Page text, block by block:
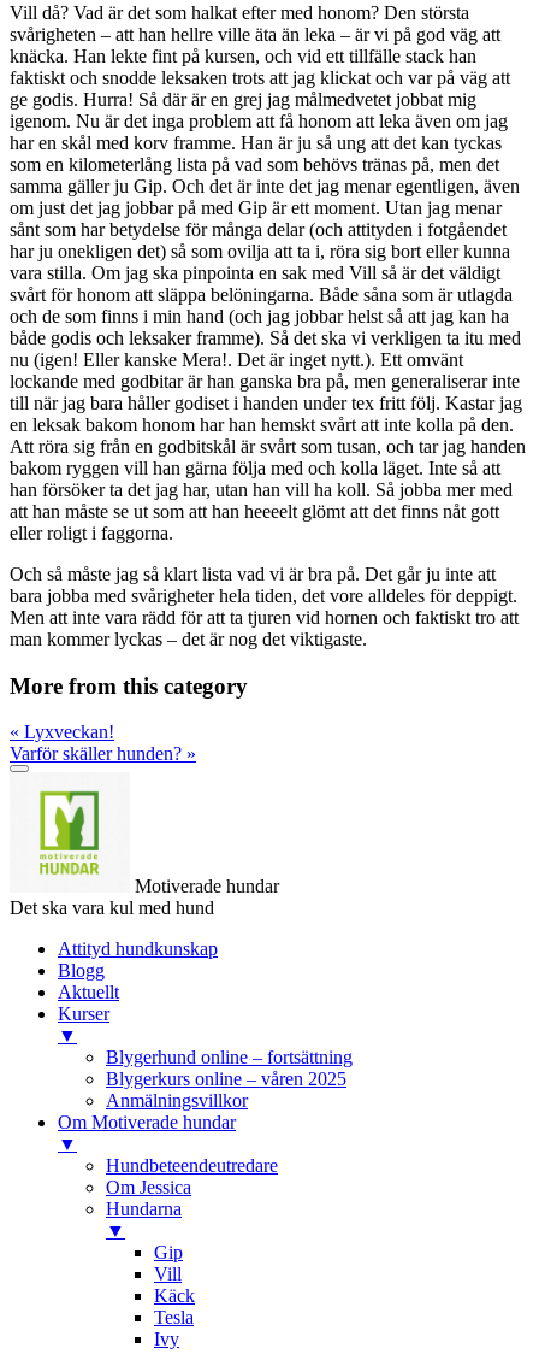
Vill då? Vad är det som halkat efter med honom? Den största
svårigheten – att han hellre ville äta än leka – är vi på god väg att
knäcka. Han lekte fint på kursen, och vid ett tillfälle stack han
faktiskt och snodde leksaken trots att jag klickat och var på väg att
ge godis. Hurra! Så där är en grej jag målmedvetet jobbat mig
igenom. Nu är det inga problem att få honom att leka även om jag
har en skål med korv framme. Han är ju så ung att det kan tyckas
som en kilometerlång lista på vad som behövs tränas på, men det
samma gäller ju Gip. Och det är inte det jag menar egentligen, även
om just det jag jobbar på med Gip är ett moment. Utan jag menar
sånt som har betydelse för många delar (och attityden i fotgåendet
har ju onekligen det) så som ovilja att ta i, röra sig bort eller kunna
vara stilla. Om jag ska pinpointa en sak med Vill så är det väldigt
svårt för honom att släppa belöningarna. Både såna som är utlagda
och de som finns i min hand (och jag jobbar helst så att jag kan ha
både godis och leksaker framme). Så det ska vi verkligen ta itu med
nu (igen! Eller kanske Mera!. Det är inget nytt.). Ett omvänt
lockande med godbitar är han ganska bra på, men generaliserar inte
till när jag bara håller godiset i handen under tex fritt följ. Kastar jag
en leksak bakom honom har han hemskt svårt att inte kolla på den.
Att röra sig från en godbitskål är svårt som tusan, och tar jag handen
bakom ryggen vill han gärna följa med och kolla läget. Inte så att
han försöker ta det jag har, utan han vill ha koll. Så jobba mer med
att han måste se ut som att han heeeelt glömt att det finns nåt gott
eller roligt i faggorna.
Och så måste jag så klart lista vad vi är bra på. Det går ju inte att
bara jobba med svårigheter hela tiden, det vore alldeles för deppigt.
Men att inte vara rädd för att ta tjuren vid hornen och faktiskt tro att
man kommer lyckas – det är nog det viktigaste.
More from this category
« Lyxveckan!
Varför skäller hunden? »
Motiverade hundar
Det ska vara kul med hund
Attityd hundkunskap
Blogg
Aktuellt
Kurser
▼
Blygerhund online – fortsättning
Blygerkurs online – våren 2025
Anmälningsvillkor
Om Motiverade hundar
▼
Hundbeteendeutredare
Om Jessica
Hundarna
▼
Gip
Vill
Käck
Tesla
Ivy